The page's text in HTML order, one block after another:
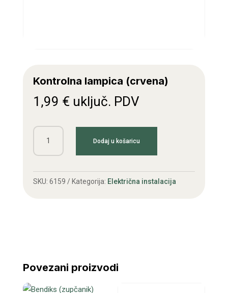
Kontrolna lampica (crvena)
1,99 € uključ. PDV
Kontrolna
lampica
količina
Dodaj u košaricu
SKU: 6159 Kategorija: Električna instalacija
Povezani proizvodi